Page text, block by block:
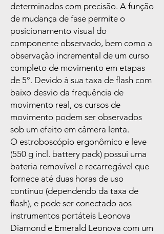
determinados com precisão. A função
de mudança de fase permite o
posicionamento visual do
componente observado, bem como a
observação incremental de um curso
completo de movimento em etapas
de 5°. Devido à sua taxa de flash com
baixo desvio da frequência de
movimento real, os cursos de
movimento podem ser observados
sob um efeito em câmera lenta.
O estroboscópio ergonômico e leve
(550 g incl. battery pack) possui uma
bateria removível e recarregável que
fornece até duas horas de uso
contínuo (dependendo da taxa de
flash), e pode ser conectado aos
instrumentos portáteis Leonova
Diamond e Emerald Leonova com um